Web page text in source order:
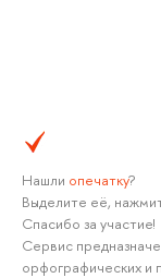
Нашли опечатку?
Выделите её,
Спасибо за участие!
Сервис
орфографических и